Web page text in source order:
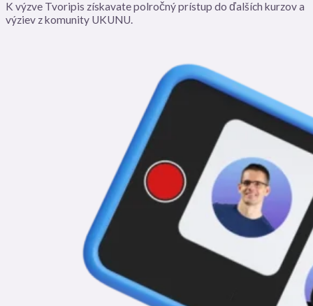
K výzve Tvoripis získavate polročný prístup do ďalších kurzov a
výziev z komunity UKUNU.